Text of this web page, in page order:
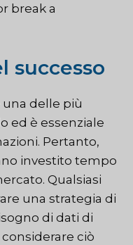
break a
successo
una delle più
ed è essenziale
Pertanto,
investito tempo
Qualsiasi
una strategia di
di dati di
ciò